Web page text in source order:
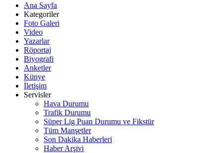
Ana Sayfa
Kategoriler
Foto Galeri
Video
Yazarlar
Röportaj
Biyografi
Anketler
Künye
İletişim
Servisler
Hava Durumu
Trafik Durumu
Süper Lig Puan Durumu ve Fikstür
Tüm Manşetler
Son Dakika Haberleri
Haber Arşivi